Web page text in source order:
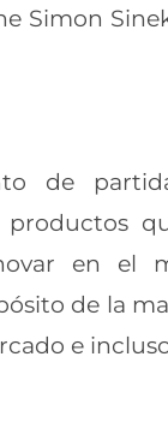
Simon
de
en el
de la
e